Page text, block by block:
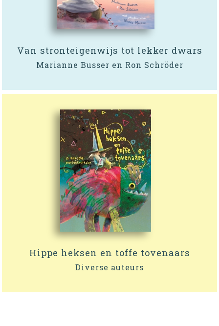
Van stronteigenwijs tot lekker dwars
Marianne Busser en Ron Schröder
Hippe heksen en toffe tovenaars
Diverse auteurs